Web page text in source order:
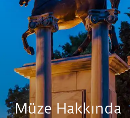
Müze Hakkında